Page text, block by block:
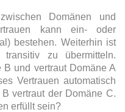
Domänen und
kann ein- oder
bestehen. Weiterhin ist
zu übermitteln.
B und vertraut Domäne A
Vertrauen automatisch
vertraut der Domäne C.
erfüllt sein?